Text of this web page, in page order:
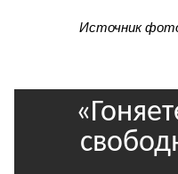
Источник